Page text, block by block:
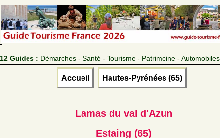
12 Guides : Démarches - Santé - Tourisme - Patrimoine - Automobiles
Accueil Hautes-Pyrénées (65)
Lamas du val d'Azun
Estaing (65)